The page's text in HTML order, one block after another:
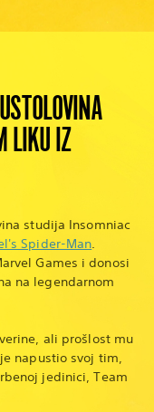
LIKU IZ
studija Insomniac
Spider-Man.
Games i donosi
na legendarnom
ali prošlost mu
napustio svoj tim,
jedinici, Team